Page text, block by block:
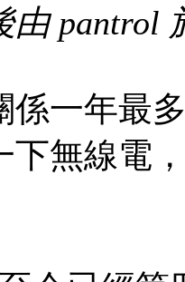
由 pantrol
係一年最
下無線電